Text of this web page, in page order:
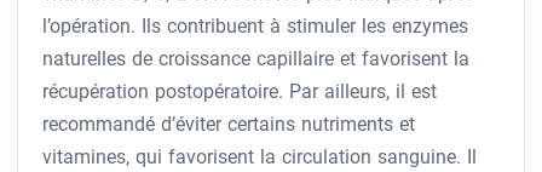
l’opération. Ils contribuent à stimuler les enzymes
naturelles de croissance capillaire et favorisent la
récupération postopératoire. Par ailleurs, il est
recommandé d’éviter certains nutriments et
vitamines, qui favorisent la circulation sanguine. Il